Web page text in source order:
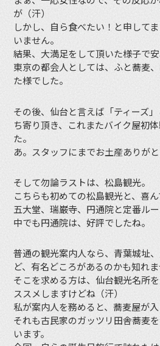
が（汗）
しかし、自ら食べたい！と申して
いません。
結果、大満足をして頂いた様子で安
東京の都会人としては、ふと蕎麦
た様でした。
その後、仙台と言えば「ティーズ
ち寄り頂き、これまたバイク屋初
た。
あ。スタッフにまでお土産ありがと
そして勿論ラストは、松島観光。
こちらも初めての松島観光と、喜ん
五大堂、瑞巌寺、円通院と定番ルー
中でも円通院は、好評でしたね。
普通の観光案内人なら、青葉城址
ど、有名どころがあるのかも知れま
そこを求める方は、仙台観光名所
ススメしますけどね（汗）
私が案内人を務めると、蕎麦屋が入
それも古民家のガッツリ田舎蕎麦
います。